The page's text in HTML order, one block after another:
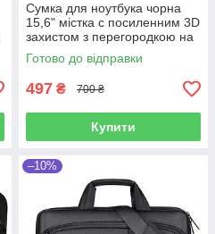
Сумка для ноутбука чорна
15,6" містка с посиленним 3D
захистом з перегородкою на
липучці, кишенями та
органайзером Уцінка!
Готово до відправки
497 ₴ 700 ₴
Купити
–10%